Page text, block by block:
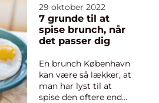
eksisteret i
århundreder og er
eksperter i at
installere, reparere og
Som husejer eller bol...
29 oktober 2022
7 grunde til at
spise brunch, når
det passer dig
En brunch København
kan være så lækker, at
man har lyst til at
spise den oftere end